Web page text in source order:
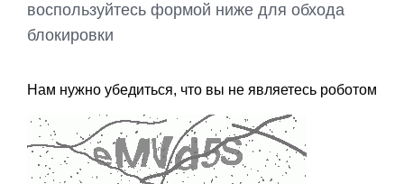
воспользуйтесь формой ниже для обхода
блокировки
Нам нужно убедиться, что вы не являетесь роботом